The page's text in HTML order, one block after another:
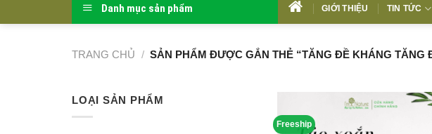
Danh mục sản phẩm
HOME
GIỚI THIỆU TIN TỨC
TRANG CHỦ / SẢN PHẨM ĐƯỢC GẮN THẺ “TĂNG ĐỀ KHÁNG TĂNG
LOẠI SẢN PHẨM
Freeship